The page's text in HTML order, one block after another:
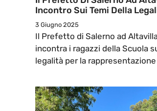
Incontro Sui Temi Della
3 Giugno 2025
Il Prefetto di Salerno ad
incontra i ragazzi della Scuola
legalità per la